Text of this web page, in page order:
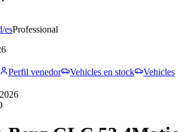
esProfessional
Perfil venedor Vehicles en stock
Vehicles